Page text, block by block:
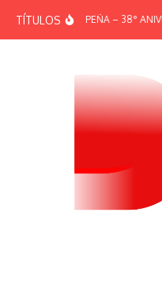
TÍTULOS¡GRAN PEÑA – 38°